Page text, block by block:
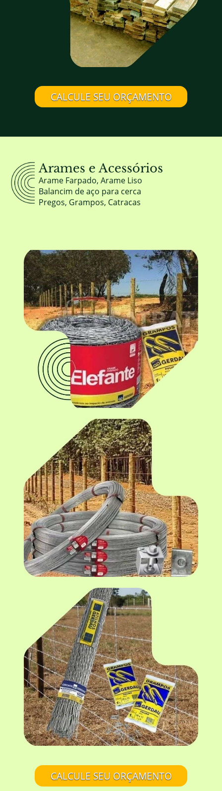
CALCULE SEU ORÇAMENTO
Arames e Acessórios
Arame Farpado, Arame Liso
Balancim de aço para cerca
Pregos, Grampos, Catracas
CALCULE SEU ORÇAMENTO